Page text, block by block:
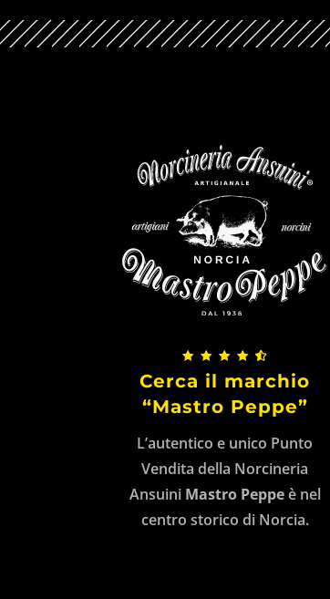
Cerca il marchio
“Mastro Peppe”
L’autentico e unico Punto
Vendita della Norcineria
Ansuini Mastro Peppeè nel
centro storico di Norcia.